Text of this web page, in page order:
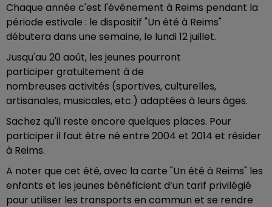
Chaque année c'est l'événement à Reims pendant la
période estivale : le dispositif "Un été à Reims"
débutera dans une semaine, le lundi 12 juillet.
Jusqu'au 20 août, les jeunes pourront
participer gratuitement à de
nombreuses activités (sportives, culturelles,
artisanales, musicales, etc.) adaptées à leurs âges.
Sachez qu'il reste encore quelques places. Pour
participer il faut être né entre 2004 et 2014 et résider
à Reims.
A noter que cet été, avec la carte "Un été à Reims" les
enfants et les jeunes bénéficient d’un tarif privilégié
pour utiliser les transports en commun et se rendre